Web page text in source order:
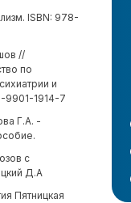
ISBN: 978-
//
по
и
9901-1914-7
Г.А. -
с
Д.А
Пятницкая